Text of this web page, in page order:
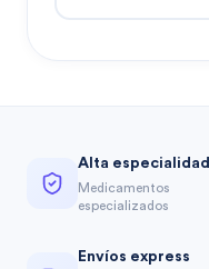
Alta especialidad
Medicamentos
especializados
Envíos express